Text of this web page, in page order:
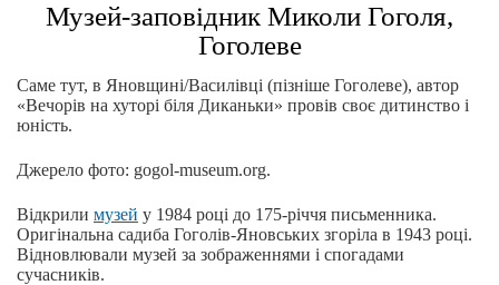
Музей-заповідник Миколи Гоголя,
Гоголеве
Саме тут, в Яновщині/Василівці (пізніше Гоголеве), автор
«Вечорів на хуторі біля Диканьки» провів своє дитинство і
юність.
Джерело фото: gogol-museum.org.
Відкрили музей у 1984 році до 175-річчя письменника.
Оригінальна садиба Гоголів-Яновських згоріла в 1943 році.
Відновлювали музей за зображеннями і спогадами
сучасників.